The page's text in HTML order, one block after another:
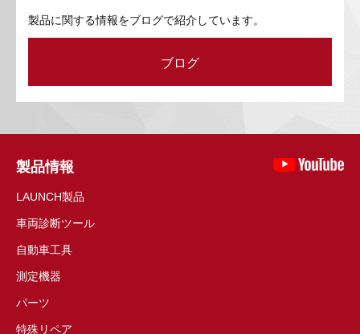
製品に関する情報をブログで紹介しています。
ブログ
製品情報
LAUNCH製品
車両診断ツール
自動車工具
測定機器
パーツ
特殊リペア